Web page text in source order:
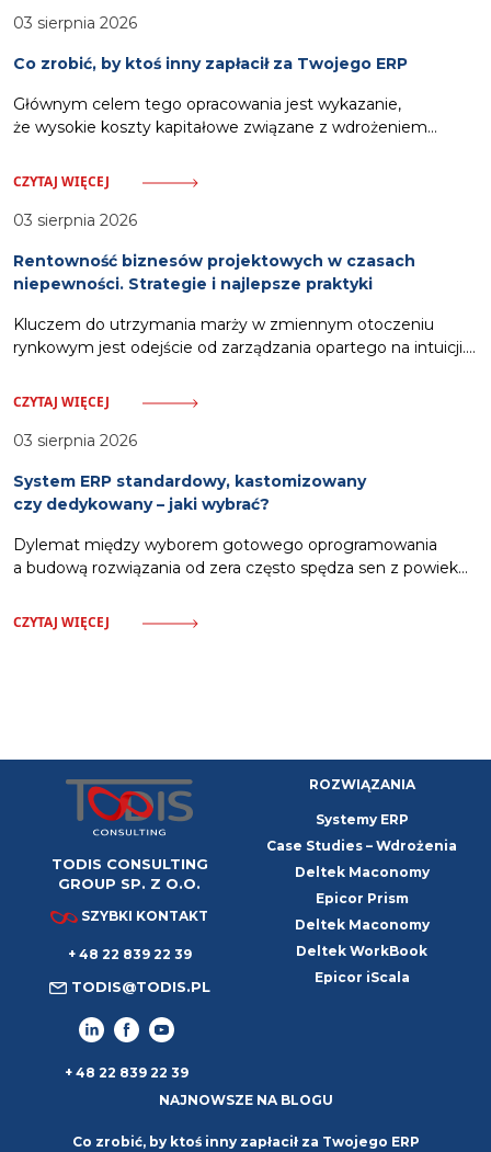
03 sierpnia 2026
Co zrobić, by ktoś inny zapłacił za Twojego ERP
Głównym celem tego opracowania jest wykazanie,
że wysokie koszty kapitałowe związane z wdrożeniem
budżetu przedsiębiorstwa. Odpowiednia strategia pozwala
Zalicza się do nich pozyskanie dotacji celowych
włączenie kosztów systemu w strukturę usług oferowanych
klientom oraz zastosowanie partnerskich modeli rozliczeń.
windykacyjnych,
CZYTAJ WIĘCEJ
03 sierpnia 2026
Rentowność biznesów projektowych w czasach
niepewności. Strategie i najlepsze praktyki
Kluczem do utrzymania marży w zmiennym otoczeniu
rynkowym jest odejście od zarządzania opartego na intuicji.
które pozwalają na monitorowanie wskaźników finansowych
Wyzwania rentowności i potrzeba danych w czasie
inflacyjna oraz stale rosnące koszty operacyjne bezlitośnie
weryfikują kondycję finansową firm świadczących usługi
CZYTAJ WIĘCEJ
03 sierpnia 2026
System ERP standardowy, kastomizowany
czy dedykowany – jaki wybrać?
Dylemat między wyborem gotowego oprogramowania
a budową rozwiązania od zera często spędza sen z powiek
a wymaganiami operacyjnymi wywołuje niepewność
CZYTAJ WIĘCEJ
TODIS CONSULTING
GROUP SP. Z O.O.
SZYBKI KONTAKT
+ 48 22 839 22 39
TODIS@TODIS.PL
+ 48 22 839 22 39
ROZWIĄZANIA
Systemy ERP
Case Studies – Wdrożenia
Deltek Maconomy
Epicor Prism
Deltek Maconomy
Deltek WorkBook
Epicor iScala
NAJNOWSZE NA BLOGU
Co zrobić, by ktoś inny zapłacił za Twojego ERP